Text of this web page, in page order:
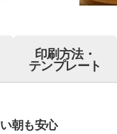
印刷方法・
テンプレート
朝も安心